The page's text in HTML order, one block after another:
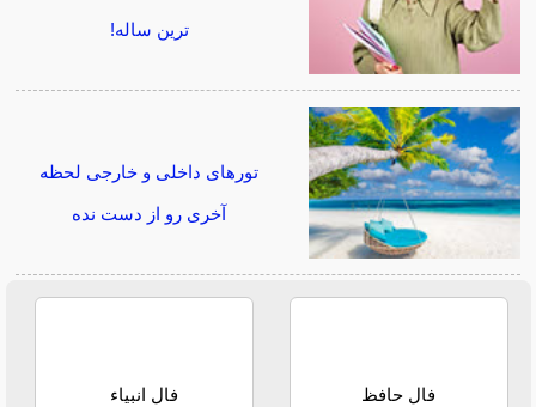
ترین ساله!
تورهای داخلی و خارجی لحظه
آخری رو از دست نده
فال حافظ فال انبیاء